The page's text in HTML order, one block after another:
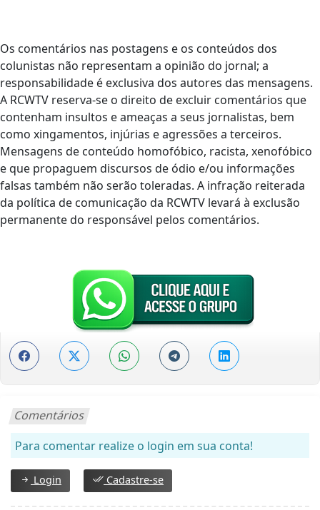
Os comentários nas postagens e os conteúdos dos
colunistas não representam a opinião do jornal; a
responsabilidade é exclusiva dos autores das mensagens.
A RCWTV reserva-se o direito de excluir comentários que
contenham insultos e ameaças a seus jornalistas, bem
como xingamentos, injúrias e agressões a terceiros.
Mensagens de conteúdo homofóbico, racista, xenofóbico
e que propaguem discursos de ódio e/ou informações
falsas também não serão toleradas. A infração reiterada
da política de comunicação da RCWTV levará à exclusão
permanente do responsável pelos comentários.
Comentários
Para comentar realize o login em sua conta!
Login Cadastre-se